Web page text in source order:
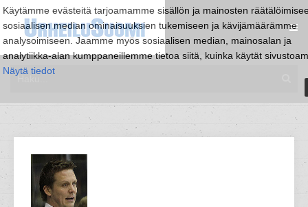
Käytämme evästeitä tarjoamamme sisällön ja mainosten
sosiaalisen median ominaisuuksien tukemiseen ja kävijämäärämme
analysoimiseen. Jaamme myös sosiaalisen median, mainosalan ja
analytiikka-alan kumppaneillemme tietoa siitä, kuinka käytät
Näytä tiedot